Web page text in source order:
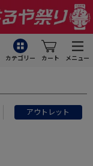
カテゴリー カート メニュー
アウトレット